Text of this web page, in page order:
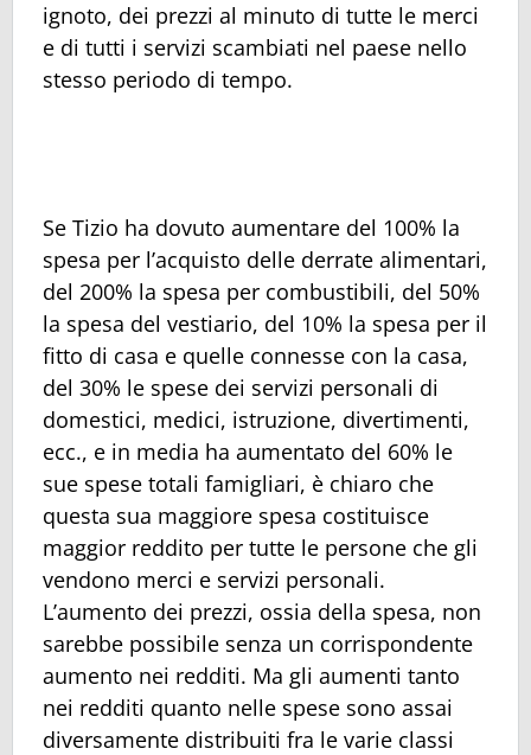
ignoto, dei prezzi al minuto di tutte le merci
e di tutti i servizi scambiati nel paese nello
stesso periodo di tempo.
Se Tizio ha dovuto aumentare del 100% la
spesa per l’acquisto delle derrate alimentari,
del 200% la spesa per combustibili, del 50%
la spesa del vestiario, del 10% la spesa per il
fitto di casa e quelle connesse con la casa,
del 30% le spese dei servizi personali di
domestici, medici, istruzione, divertimenti,
ecc., e in media ha aumentato del 60% le
sue spese totali famigliari, è chiaro che
questa sua maggiore spesa costituisce
maggior reddito per tutte le persone che gli
vendono merci e servizi personali.
L’aumento dei prezzi, ossia della spesa, non
sarebbe possibile senza un corrispondente
aumento nei redditi. Ma gli aumenti tanto
nei redditi quanto nelle spese sono assai
diversamente distribuiti fra le varie classi